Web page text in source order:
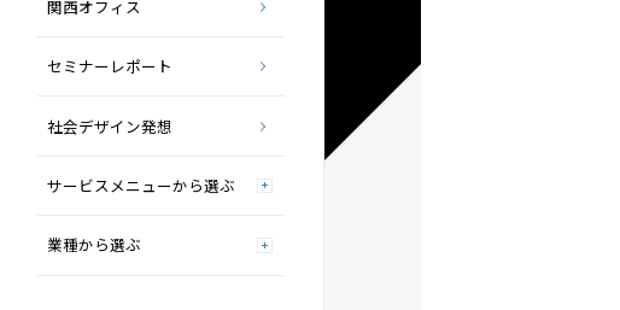
関西オフィス
セミナーレポート
社会デザイン発想
サービスメニューから選ぶ
業種から選ぶ